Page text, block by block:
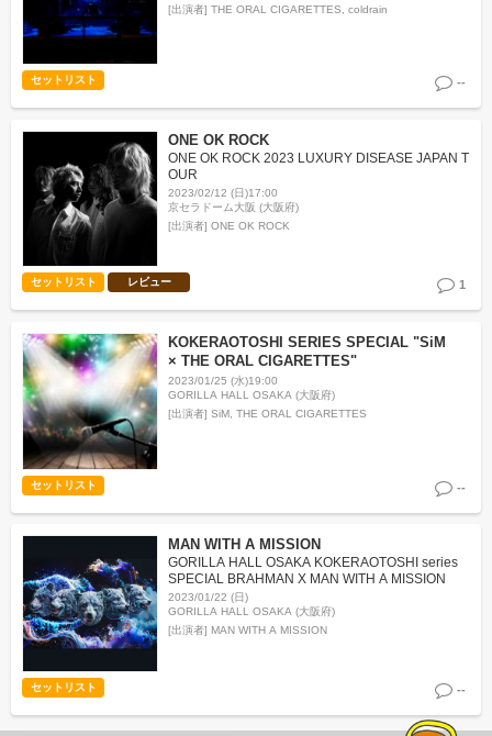
[出演者] THE ORAL CIGARETTES, coldrain
セットリスト --
ONE OK ROCK
ONE OK ROCK 2023 LUXURY DISEASE JAPAN T
OUR
2023/02/12 (日)17:00
京セラドーム大阪 (大阪府)
[出演者] ONE OK ROCK
セットリスト レビュー 1
KOKERAOTOSHI SERIES SPECIAL "SiM
× THE ORAL CIGARETTES"
2023/01/25 (水)19:00
GORILLA HALL OSAKA (大阪府)
[出演者] SiM, THE ORAL CIGARETTES
セットリスト --
MAN WITH A MISSION
GORILLA HALL OSAKA KOKERAOTOSHI series
SPECIAL BRAHMAN X MAN WITH A MISSION
2023/01/22 (日)
GORILLA HALL OSAKA (大阪府)
[出演者] MAN WITH A MISSION
セットリスト --